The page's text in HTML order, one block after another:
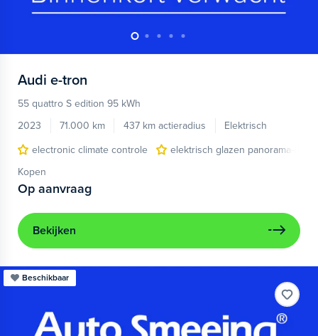
Audi e-tron
55 quattro S edition 95 kWh
2023
71.000 km 437 km actieradius
Elektrisch
electronic climate controle
elektrisch glazen panorama-dak
Kopen
Op aanvraag
Bekijken
Beschikbaar